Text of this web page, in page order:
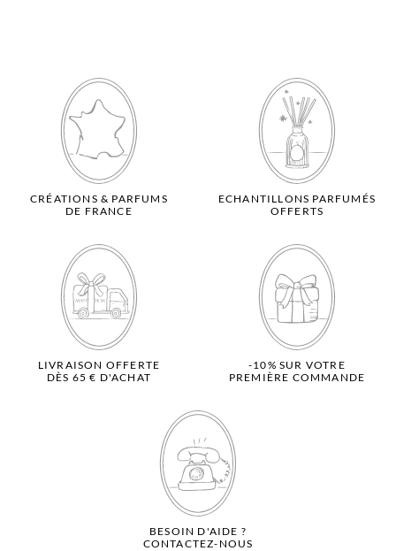
CRÉATIONS & PARFUMS
DE FRANCE
ECHANTILLONS PARFUMÉS
OFFERTS
LIVRAISON OFFERTE
DÈS 65 € D'ACHAT
-10% SUR VOTRE
PREMIÈRE COMMANDE
BESOIN D'AIDE ?
CONTACTEZ-NOUS